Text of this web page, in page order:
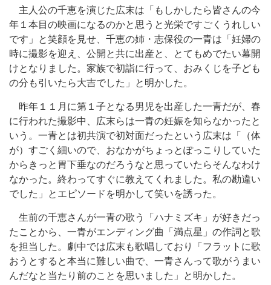
主人公の千恵を演じた広末は「もしかしたら皆さんの今
年１本目の映画になるのかと思うと光栄ですごくうれしい
です」と笑顔を見せ、千恵の姉・志保役の一青は「妊婦の
時に撮影を迎え、公開と共に出産と、とてもめでたい幕開
けとなりました。家族で初詣に行って、おみくじを子ども
の分も引いたら大吉でした」と明かした。
昨年１１月に第１子となる男児を出産した一青だが、春
に行われた撮影中、広末らは一青の妊娠を知らなかったと
いう。一青とは初共演で初対面だったという広末は「（体
が）すごく細いので、おなかがちょっとぽっこりしていた
からきっと胃下垂なのだろうなと思っていたらそんなわけ
なかった。終わってすぐに教えてくれました。私の勘違い
でした」とエピソードを明かして笑いを誘った。
生前の千恵さんが一青の歌う「ハナミズキ」が好きだっ
たことから、一青がエンディング曲「満点星」の作詞と歌
を担当した。劇中では広末も歌唱しており「フラットに歌
おうとすると本当に難しい曲で、一青さんって歌がうまい
んだなと当たり前のことを思いました」と明かした。